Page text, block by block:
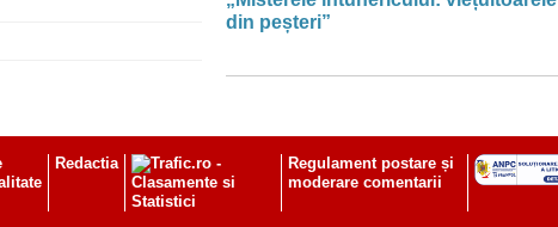
din peșteri”
Redactia
Regulament postare și
moderare comentarii